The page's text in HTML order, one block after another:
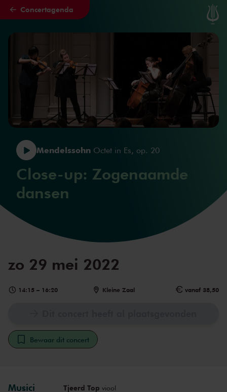
Naar hoofdcontent
Concertagenda
Mendelssohn Octet in Es, op. 20
Close-up: Zogenaamde
dansen
zo 29 mei 2022
14:15 – 16:20 Kleine Zaal vanaf 38,50
Bewaar dit concert
Musici Tjeerd Top viool